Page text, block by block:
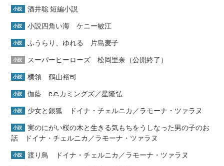
小説 酒井聡 短編小説
小説 小説四角い海 ケニー敏江
小説 ふうらり、ゆれる 片島麦子
小説 スーパーヒーローズ 松岡里奈（公開終了）
小説 横領 鶴山裕司
小説 伽藍 e.e.カミングズ／星隆弘
小説 少女と銀狐 ドイナ・チェルニカ／ラモーナ・ツァラヌ
小説
実のにがい桜の木と生きる気もちをうしなった男の子のお
話 ドイナ・チェルニカ／ラモーナ・ツァラヌ
小説 渡り鳥 ドイナ・チェルニカ／ラモーナ・ツァラヌ